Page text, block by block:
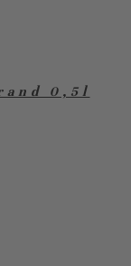
0,5l